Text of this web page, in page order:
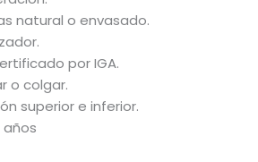
natural o envasado.
por IGA.
o colgar.
superior e inferior.